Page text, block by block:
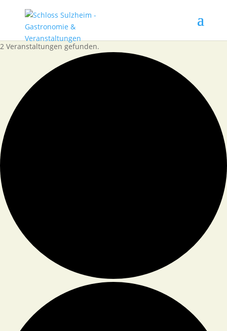
2 Veranstaltungen gefunden.